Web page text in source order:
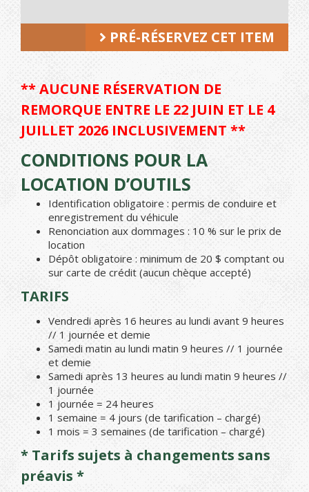
PRÉ-RÉSERVEZ CET ITEM
** AUCUNE RÉSERVATION DE
REMORQUE ENTRE LE 22 JUIN ET LE 4
JUILLET 2026 INCLUSIVEMENT **
CONDITIONS POUR LA
LOCATION D’OUTILS
Identification obligatoire : permis de conduire et
enregistrement du véhicule
Renonciation aux dommages : 10 % sur le prix de
location
Dépôt obligatoire : minimum de 20 $ comptant ou
sur carte de crédit (aucun chèque accepté)
TARIFS
Vendredi après 16 heures au lundi avant 9 heures
// 1 journée et demie
Samedi matin au lundi matin 9 heures // 1 journée
et demie
Samedi après 13 heures au lundi matin 9 heures //
1 journée
1 journée = 24 heures
1 semaine = 4 jours (de tarification – chargé)
1 mois = 3 semaines (de tarification – chargé)
* Tarifs sujets à changements sans
préavis *